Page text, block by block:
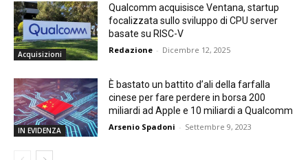
Acquisizioni
Qualcomm acquisisce Ventana, startup
focalizzata sullo sviluppo di CPU server
basate su RISC-V
Redazione - Dicembre 12, 2025
IN EVIDENZA
È bastato un battito d’ali della farfalla
cinese per fare perdere in borsa 200
miliardi ad Apple e 10 miliardi a Qualcomm
Arsenio Spadoni - Settembre 9, 2023